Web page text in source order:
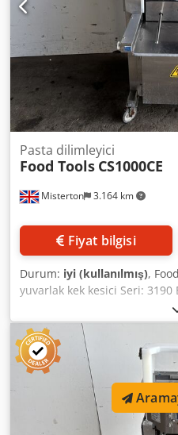
Misterton 3.164 km
Pasta dilimleyici
Food Tools CS1000CE
Fiyat bilgisi
Durum: iyi (kullanılmış),
yuvarlak kek kesici Seri:
cheesecake, katmanlı kek,
fazlası dahil olmak üzere
ürünleri kesebilir. Makine,
üreten fırınlar için en iyisidir